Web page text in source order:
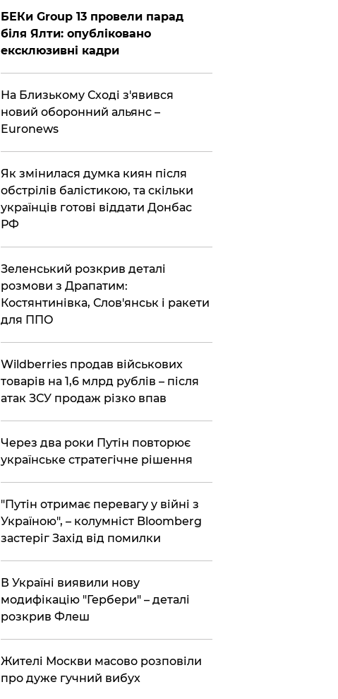
БЕКи Group 13 провели парад
біля Ялти: опубліковано
ексклюзивні кадри
На Близькому Сході з'явився
новий оборонний альянс –
Euronews
Як змінилася думка киян після
обстрілів балістикою, та скільки
українців готові віддати Донбас
РФ
Зеленський розкрив деталі
розмови з Драпатим:
Костянтинівка, Слов'янськ і ракети
для ППО
Wildberries продав військових
товарів на 1,6 млрд рублів – після
атак ЗСУ продаж різко впав
Через два роки Путін повторює
українське стратегічне рішення
"Путін отримає перевагу у війні з
Україною", – колумніст Bloomberg
застеріг Захід від помилки
В Україні виявили нову
модифікацію "Гербери" – деталі
розкрив Флеш
Жителі Москви масово розповіли
про дуже гучний вибух